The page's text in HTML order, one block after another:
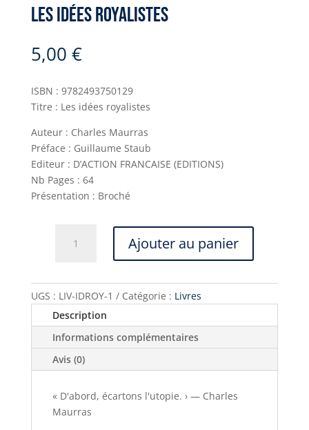
Les idées royalistes
5,00 €
ISBN : 9782493750129
Titre : Les idées royalistes
Auteur : Charles Maurras
Préface : Guillaume Staub
Editeur : D’ACTION FRANCAISE (EDITIONS)
Nb Pages : 64
Présentation : Broché
royalistes
Ajouter au panier
UGS : LIV-IDROY-1 Catégorie : Livres
Description
Informations complémentaires
Avis (0)
« D'abord, écartons l'utopie. › — Charles
Maurras